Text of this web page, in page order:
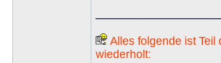
Alles folgende ist
wiederholt: